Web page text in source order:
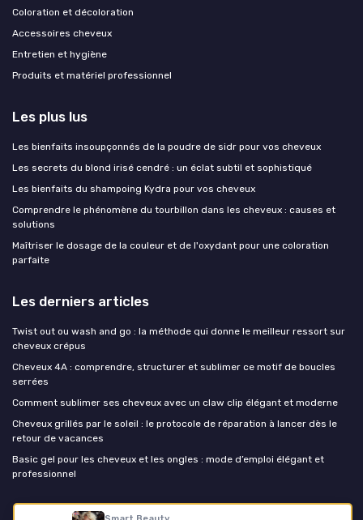
Coloration et décoloration
Accessoires cheveux
Entretien et hygiène
Produits et matériel professionnel
Les plus lus
Les bienfaits insoupçonnés de la poudre de sidr pour vos cheveux
Les secrets du blond irisé cendré : un éclat subtil et sophistiqué
Les bienfaits du shampoing Kydra pour vos cheveux
Comprendre le phénomène du tourbillon dans les cheveux : causes et
solutions
Maîtriser le dosage de la couleur et de l'oxydant pour une coloration
parfaite
Les derniers articles
Twist out ou wash and go : la méthode qui donne le meilleur ressort sur
cheveux crépus
Cheveux 4A : comprendre, structurer et sublimer ce motif de boucles
serrées
Comment sublimer ses cheveux avec un claw clip élégant et moderne
Cheveux grillés par le soleil : le protocole de réparation à lancer dès le
retour de vacances
Basic gel pour les cheveux et les ongles : mode d’emploi élégant et
professionnel
Coupe de cheveux